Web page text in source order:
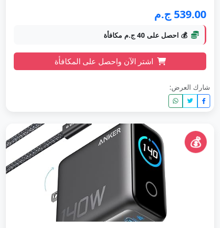
539.00 ج.م
💰 احصل على 40 ج.م مكافأة
اشتر الآن واحصل على المكافأة
شارك العرض:
💰